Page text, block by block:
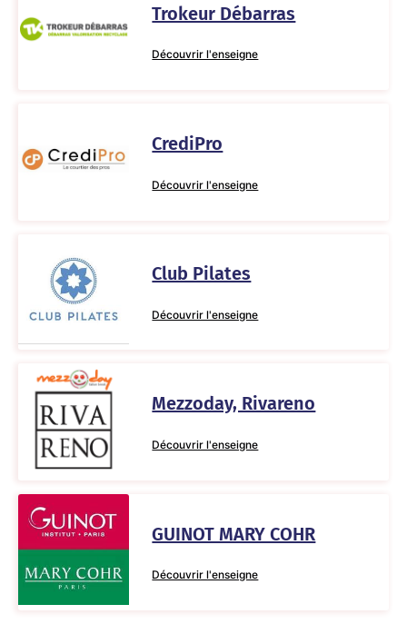
Trokeur Débarras
Découvrir l'enseigne
CrediPro
Découvrir l'enseigne
Club Pilates
Découvrir l'enseigne
Mezzoday, Rivareno
Découvrir l'enseigne
GUINOT MARY COHR
Découvrir l'enseigne